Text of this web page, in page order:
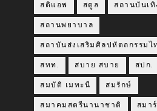
สติแอพ สตูล สถานบันเทิ
สถานพยาบาล
สถาบันส่งเสริมศิลปหัตถกรรมไ
สทท. สบาย สบาย สปก.
สมบัติ เมทะนี สมรักษ์
สมาคมสตรีนานาชาติ สมา